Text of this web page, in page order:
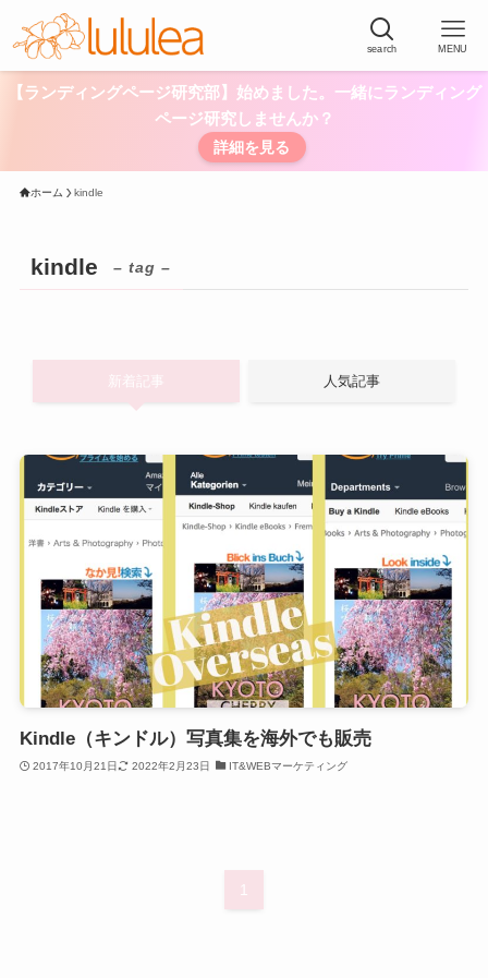
search MENU
【ランディングページ研究部】始めました。一緒にランディング
ページ研究しませんか？
詳細を見る
ホーム kindle
kindle – tag –
新着記事 人気記事
Kindle（キンドル）写真集を海外でも販売
2017年10月21日 2022年2月23日 IT&WEBマーケティング
1